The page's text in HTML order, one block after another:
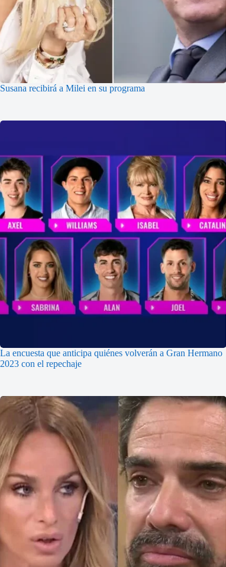
Susana recibirá a Milei en su programa
La encuesta que anticipa quiénes volverán a Gran Hermano
2023 con el repechaje